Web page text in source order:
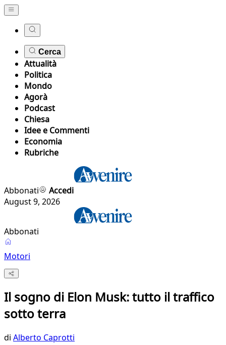
Cerca
Attualità
Politica
Mondo
Agorà
Podcast
Chiesa
Idee e Commenti
Economia
Rubriche
Abbonati
Accedi
August 9, 2026
Abbonati
Motori
Il sogno di Elon Musk: tutto il traffico
sotto terra
di Alberto Caprotti